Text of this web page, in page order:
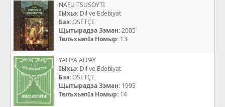
NAFU TSUSOYTI
IЫхьэ: Dil ve Edebiyat
Бзэ:OSETÇE
Щытырадза Зэман:2005
ТелъхьэпIэ Номыр: 13
YAHYA ALPAY
IЫхьэ: Dil ve Edebiyat
Бзэ:OSETÇE
Щытырадза Зэман: 1995
ТелъхьэпIэ Номыр: 14